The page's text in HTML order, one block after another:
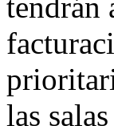
las